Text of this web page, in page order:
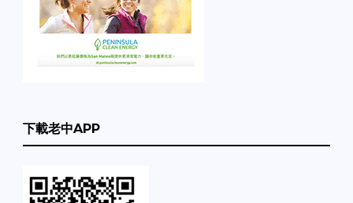
下載老中APP